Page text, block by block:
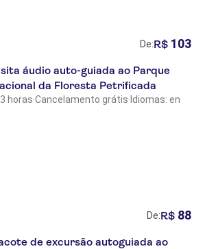
De:R$ 103
áudio auto-guiada ao Parque
da Floresta Petrificada
horas·Cancelamento grátis· Idiomas: en
De:R$ 88
de excursão autoguiada ao